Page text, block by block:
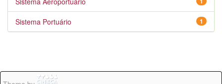
1
Sistema Portuário